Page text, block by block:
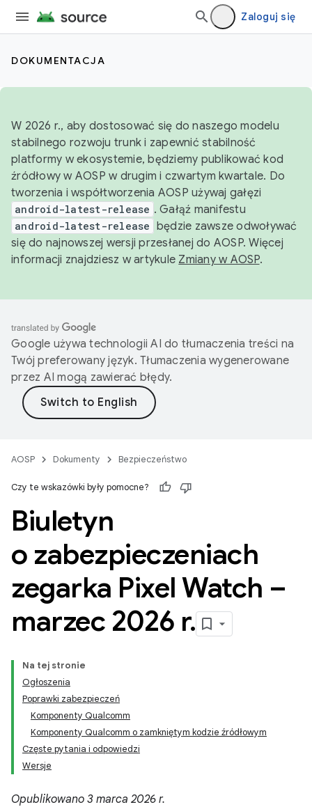
Zaloguj się
DOKUMENTACJA
W 2026 r., aby dostosować się do naszego modelu
stabilnego rozwoju trunk i zapewnić stabilność
platformy w ekosystemie, będziemy publikować kod
źródłowy w AOSP w drugim i czwartym kwartale. Do
tworzenia i współtworzenia AOSP używaj gałęzi
android-latest-release . Gałąź manifestu
android-latest-release będzie zawsze odwoływać
się do najnowszej wersji przesłanej do AOSP. Więcej
informacji znajdziesz w artykule Zmiany w AOSP.
Google używa technologii AI do tłumaczenia treści na
Twój preferowany język. Tłumaczenia wygenerowane
przez AI mogą zawierać błędy.
AOSP Dokumenty Bezpieczeństwo
Czy te wskazówki były pomocne?
Biuletyn
o zabezpieczeniach
zegarka Pixel Watch –
marzec 2026 r.
Na tej stronie
Ogłoszenia
Poprawki zabezpieczeń
Komponenty Qualcomm
Komponenty Qualcomm o zamkniętym kodzie źródłowym
Częste pytania i odpowiedzi
Wersje
Opublikowano 3 marca 2026 r.